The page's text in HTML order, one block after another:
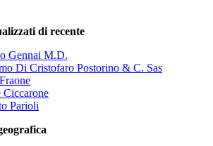
di recente
Gennai M.D.
Di Cristofaro Postorino & C. Sas
Ciccarone
Parioli